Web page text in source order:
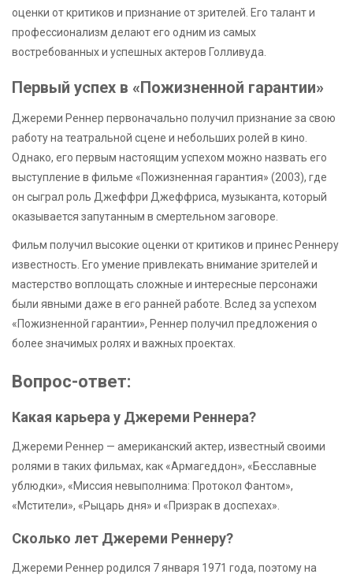
оценки от критиков и признание от зрителей. Его талант и
профессионализм делают его одним из самых
востребованных и успешных актеров Голливуда.
Первый успех в «Пожизненной гарантии»
Джереми Реннер первоначально получил признание за свою
работу на театральной сцене и небольших ролей в кино.
Однако, его первым настоящим успехом можно назвать его
выступление в фильме «Пожизненная гарантия» (2003), где
он сыграл роль Джеффри Джеффриса, музыканта, который
оказывается запутанным в смертельном заговоре.
Фильм получил высокие оценки от критиков и принес Реннеру
известность. Его умение привлекать внимание зрителей и
мастерство воплощать сложные и интересные персонажи
были явными даже в его ранней работе. Вслед за успехом
«Пожизненной гарантии», Реннер получил предложения о
более значимых ролях и важных проектах.
Вопрос-ответ:
Какая карьера у Джереми Реннера?
Джереми Реннер — американский актер, известный своими
ролями в таких фильмах, как «Армагеддон», «Бесславные
ублюдки», «Миссия невыполнима: Протокол Фантом»,
«Мстители», «Рыцарь дня» и «Призрак в доспехах».
Сколько лет Джереми Реннеру?
Джереми Реннер родился 7 января 1971 года, поэтому на